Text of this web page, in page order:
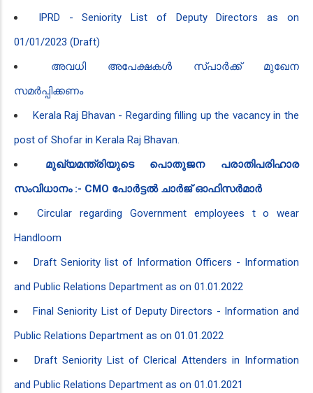
IPRD - Seniority List of Deputy Directors as on
01/01/2023 (Draft)
അവധി അപേക്ഷകൾ സ്പാർക്ക് മുഖേന
സമർപ്പിക്കണം
Kerala Raj Bhavan - Regarding filling up the vacancy in the
post of Shofar in Kerala Raj Bhavan.
മുഖ്യമന്ത്രിയുടെ പൊതുജന പരാതിപരിഹാര
സംവിധാനം :- CMO പോർട്ടൽ ചാർജ് ഓഫിസർമാർ
Circular regarding Government employees t o wear
Handloom
Draft Seniority list of Information Officers - Information
and Public Relations Department as on 01.01.2022
Final Seniority List of Deputy Directors - Information and
Public Relations Department as on 01.01.2022
Draft Seniority List of Clerical Attenders in Information
and Public Relations Department as on 01.01.2021